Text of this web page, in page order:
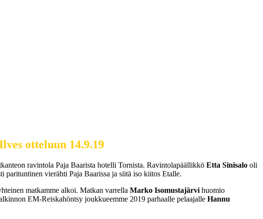
otteluun 14.9.19
ravintola Paja Baarista hotelli Tornista. Ravintolapäällikkö Etta Sinisalo oli
vierähti Paja Baarissa ja siitä iso kiitos Etalle.
matkamme alkoi. Matkan varrella Marko Isomustajärvi huomio
EM-Reiskahöntsy joukkueemme 2019 parhaalle pelaajalle Hannu